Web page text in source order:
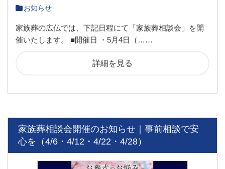
お知らせ
家族葬の広仏では、下記日程にて「家族葬相談会」を開
催いたします。 ■開催日 ・5月4日（……
詳細を見る
家族葬相談会開催のお知らせ｜事前相談で安
心を（4/6・4/12・4/22・4/28）